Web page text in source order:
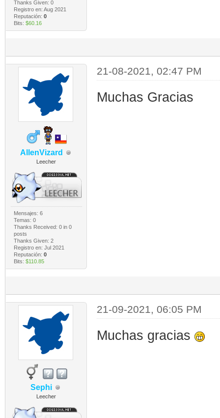
Thanks Given: 0
Registro en: Aug 2021
Reputación: 0
Bits: $60.16
AllenVizard
Leecher
Mensajes: 6
Temas: 0
Thanks Received: 0in 0
posts
Thanks Given: 2
Registro en: Jul 2021
Reputación: 0
Bits: $110.85
21-08-2021, 02:47 PM
Muchas Gracias
Sephi
Leecher
21-09-2021, 06:05 PM
Muchas gracias